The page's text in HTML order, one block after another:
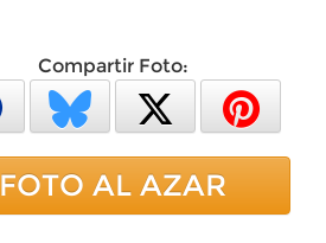
Compartir Foto:
FOTO AL AZAR